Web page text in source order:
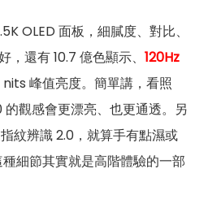
OLED 面板，細膩度、對比、
，還有 10.7 億色顯示、 120Hz
nits 峰值亮度。簡單講，看照
觀感會更漂亮、也更通透。另
紋辨識 2.0，就算手有點濕或
細節其實就是高階體驗的一部